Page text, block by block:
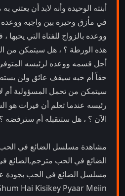
أبنته الوحيدة وأنه لابد أن يعتني
في مأزق وحيرة بين واجبه ووعده
ووعده بالزواج للفتاة التي
هذه الورطة ؟ ، هل سيتمكن من
أجل قسمه ووعده لرئيسه
حقاً أم حبه سيقف عائق ولن
سيتمكن من تحمل المسؤولية أم
رئيسه عندما تعلم أن فيرات هو
الآن ؟ ، هل ستتقبله أم سترفضه
مشاهدة مسلسل الضائع في
الضائع في الحب مترجم,الضائع
مسلسل الضائع في الحب بجودة